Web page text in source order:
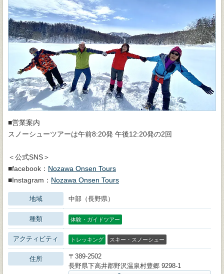
■営業案内
スノーシューツアーは午前8:20発 午後12:20発の2回
＜公式SNS＞
■facebook： Nozawa Onsen Tours
■Instagram： Nozawa Onsen Tours
地域 中部（長野県）
種類 体験・ガイドツアー
アクティビティ トレッキング スキー・スノーシュー
住所
〒389-2502
長野県下高井郡野沢温泉村豊郷 9298-1